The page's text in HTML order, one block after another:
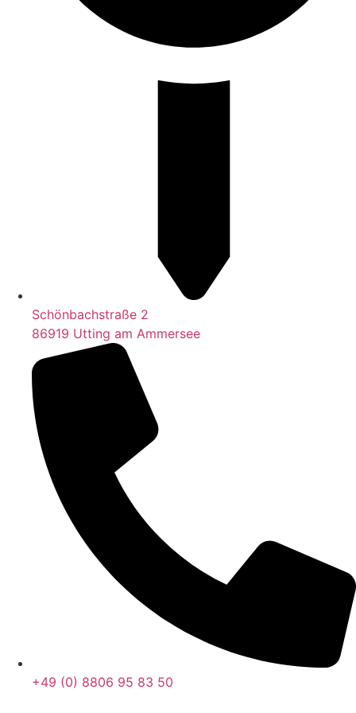
Schönbachstraße 2
86919 Utting am Ammersee
+49 (0) 8806 95 83 50